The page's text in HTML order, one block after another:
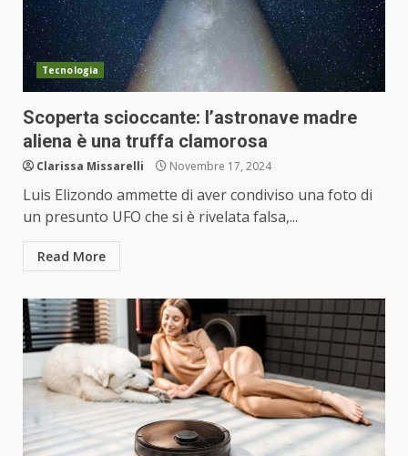
Tecnologia
Scoperta scioccante: l’astronave madre
aliena è una truffa clamorosa
Clarissa Missarelli Novembre 17, 2024
Luis Elizondo ammette di aver condiviso una foto di
un presunto UFO che si è rivelata falsa,...
Read More